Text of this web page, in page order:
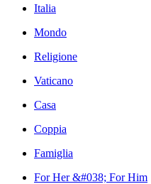
Italia
Mondo
Religione
Vaticano
Casa
Coppia
Famiglia
For Her &#038; For Him